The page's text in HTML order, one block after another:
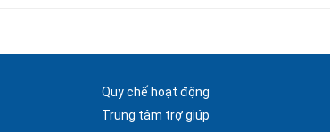
Quy chế hoạt động
Trung tâm trợ giúp